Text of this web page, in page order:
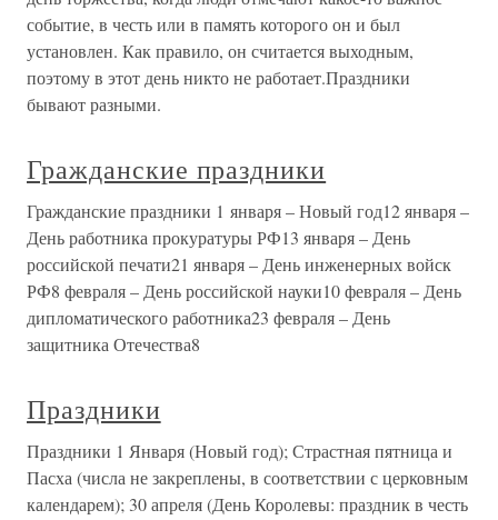
событие, в честь или в память которого он и был
установлен. Как правило, он считается выходным,
поэтому в этот день никто не работает.Праздники
бывают разными.
Гражданские праздники
Гражданские праздники 1 января – Новый год12 января –
День работника прокуратуры РФ13 января – День
российской печати21 января – День инженерных войск
РФ8 февраля – День российской науки10 февраля – День
дипломатического работника23 февраля – День
защитника Отечества8
Праздники
Праздники 1 Января (Новый год); Страстная пятница и
Пасха (числа не закреплены, в соответствии с церковным
календарем); 30 апреля (День Королевы: праздник в честь